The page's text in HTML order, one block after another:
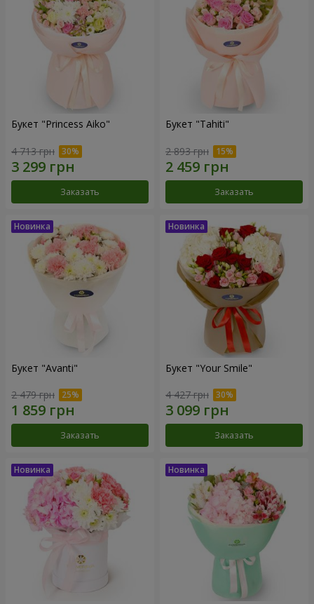
Букет "Princess Aiko"
4 713 грн
Заказать
Букет "Tahiti"
2 893 грн
Заказать
Букет "Avanti"
2 479 грн
Заказать
Букет "Your Smile"
4 427 грн
Заказать